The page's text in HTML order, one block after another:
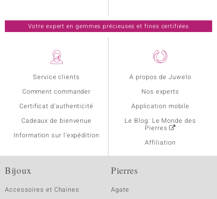
Service clients
Comment commander
Certificat d'authenticité
Cadeaux de bienvenue
Information sur l'expédition
A propos de Juwelo
Nos experts
Application mobile
Le Blog: Le Monde des
Pierres
Affiliation
Votre expert en gemmes précieuses et fines certifiées
Bijoux
Accessoires et Chaines
Pierres
Agate